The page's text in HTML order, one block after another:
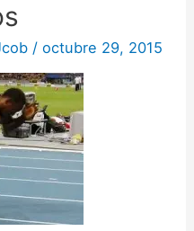
/octubre 29, 2015